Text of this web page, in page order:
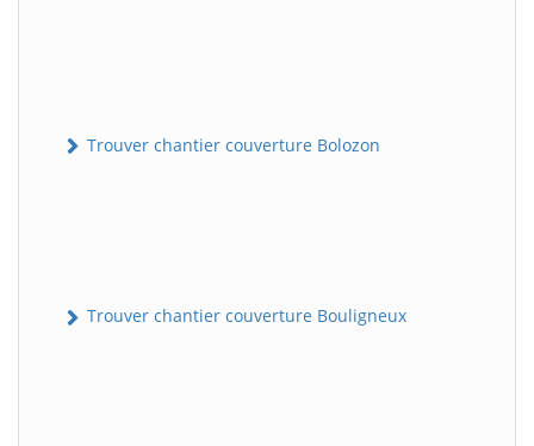
Trouver chantier couverture Bolozon
Trouver chantier couverture Bouligneux